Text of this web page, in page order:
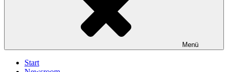
Menü
Start